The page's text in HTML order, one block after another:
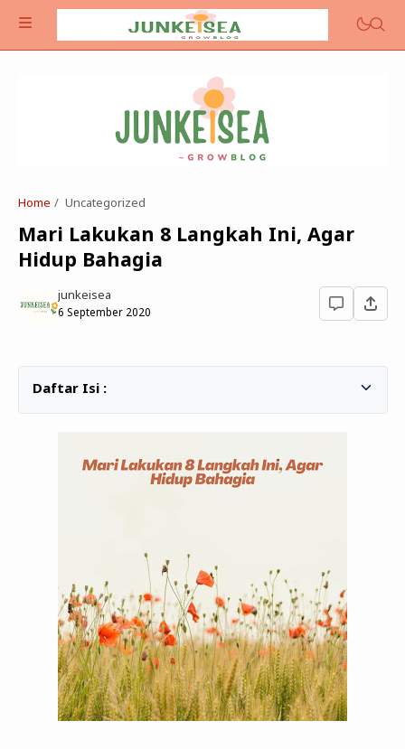
Food
Reflect
Life
Home Uncategorized
Mari Lakukan 8 Langkah Ini, Agar
Hidup Bahagia
junkeisea
6 September 2020